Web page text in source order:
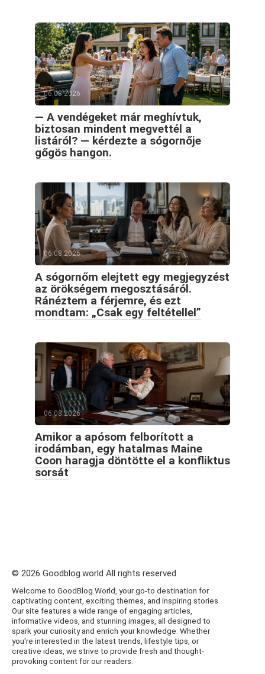
06.08.2026
— A vendégeket már meghívtuk,
biztosan mindent megvettél a
listáról? — kérdezte a sógornője
gőgös hangon.
06.08.2026
A sógornőm elejtett egy megjegyzést
az örökségem megosztásáról.
Ránéztem a férjemre, és ezt
mondtam: „Csak egy feltétellel”
06.08.2026
Amikor a apósom felborított a
irodámban, egy hatalmas Maine
Coon haragja döntötte el a konfliktus
sorsát
© 2026 Goodblog.world All rights reserved
Welcome to GoodBlog.World, your go-to destination for
captivating content, exciting themes, and inspiring stories.
Our site features a wide range of engaging articles,
informative videos, and stunning images, all designed to
spark your curiosity and enrich your knowledge. Whether
you're interested in the latest trends, lifestyle tips, or
creative ideas, we strive to provide fresh and thought-
provoking content for our readers.